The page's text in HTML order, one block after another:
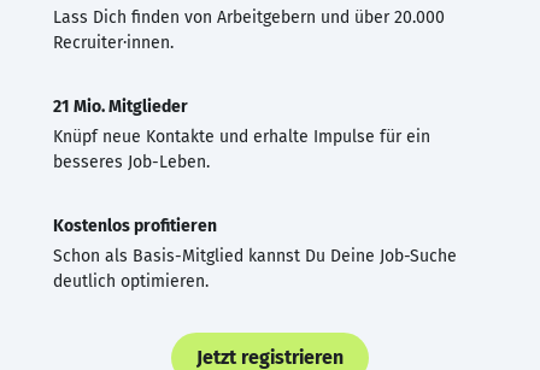
Lass Dich finden von Arbeitgebern und über 20.000
Recruiter·innen.
21 Mio. Mitglieder
Knüpf neue Kontakte und erhalte Impulse für ein
besseres Job-Leben.
Kostenlos profitieren
Schon als Basis-Mitglied kannst Du Deine Job-Suche
deutlich optimieren.
Jetzt registrieren